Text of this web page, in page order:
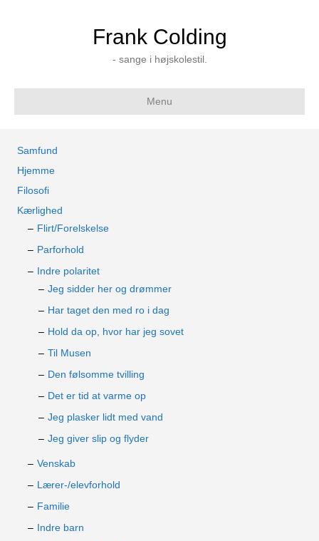
Frank Colding
- sange i højskolestil.
Menu
Samfund
Hjemme
Filosofi
Kærlighed
Flirt/Forelskelse
Parforhold
Indre polaritet
Jeg sidder her og drømmer
Har taget den med ro i dag
Hold da op, hvor har jeg sovet
Til Musen
Den følsomme tvilling
Det er tid at varme op
Jeg plasker lidt med vand
Jeg giver slip og flyder
Venskab
Lærer-/elevforhold
Familie
Indre barn